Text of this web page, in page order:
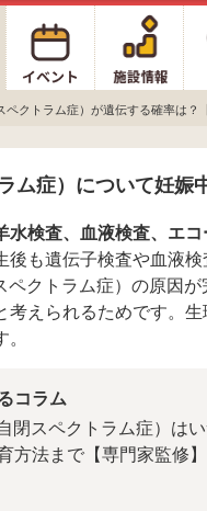
ペクトラム症）が遺伝する確率は？
ム症）について妊娠
水検査、血液検査、エ
後も遺伝子検査や血液
ペクトラム症）の原因
考えられるためです。
コラム
閉スペクトラム症）は
方法まで【専門家監修】